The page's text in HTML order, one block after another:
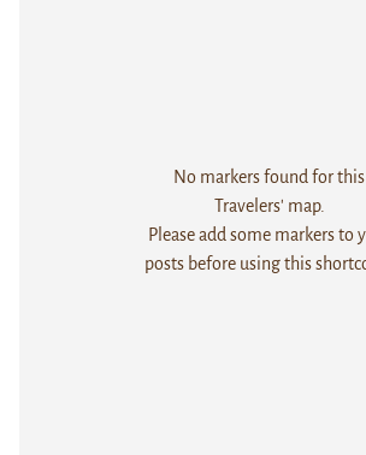
No markers found for this
Travelers' map.
Please add some markers to
posts before using this